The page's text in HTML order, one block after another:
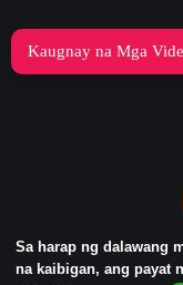
Kaugnay na Mga
Sa harap ng dalawang
na kaibigan, ang payat